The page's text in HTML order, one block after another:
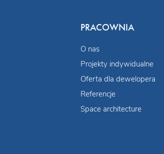
PRACOWNIA
O nas
Projekty indywidualne
Oferta dla dewelopera
Referencje
Space architecture